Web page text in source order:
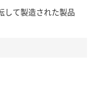
して製造された製品